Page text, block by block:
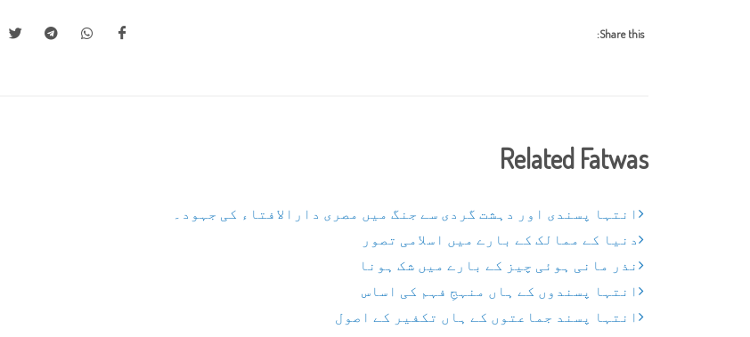
Share this:
Related Fatwas
انتہا پسندی اور دہشت گردی سے جنگ میں مصری دارالافتاء کی جہود۔
دنیا کے ممالک کے بارے میں اسلامی تصور
نذر مانی ہوئی چیز کے بارے میں شک ہونا
انتہا پسندوں کے ہاں منہجِ فہم کی اساس
انتہا پسند جماعتوں کے ہاں تکفیر کے اصول